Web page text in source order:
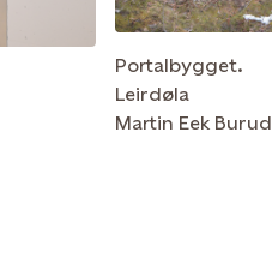
Portalbygget.
Leirdøla
Martin Eek Burud